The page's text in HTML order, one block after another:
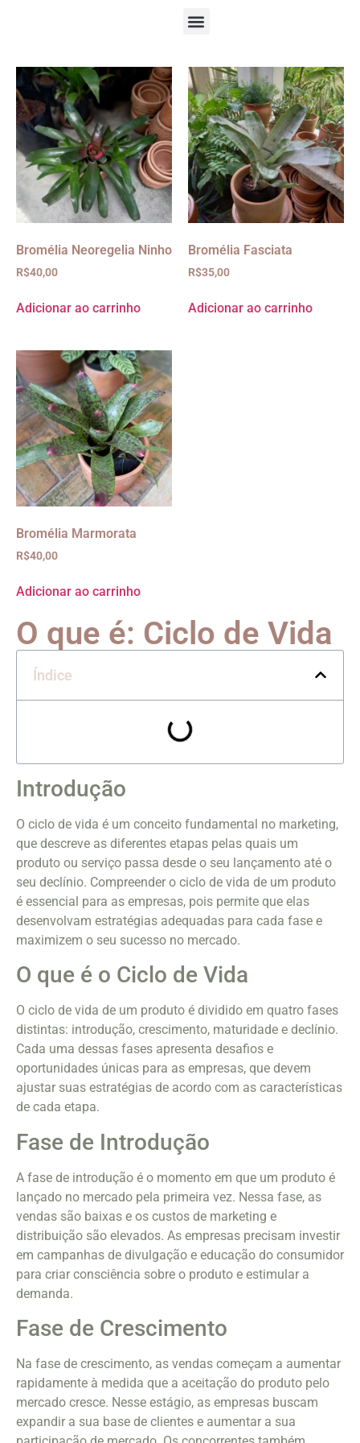
Bromélia Neoregelia Ninho
R$40,00
Adicionar ao carrinho
Bromélia Fasciata
R$35,00
Adicionar ao carrinho
Bromélia Marmorata
R$40,00
Adicionar ao carrinho
O que é: Ciclo de Vida
Índice
Introdução
O ciclo de vida é um conceito fundamental no marketing,
que descreve as diferentes etapas pelas quais um
produto ou serviço passa desde o seu lançamento até o
seu declínio. Compreender o ciclo de vida de um produto
é essencial para as empresas, pois permite que elas
desenvolvam estratégias adequadas para cada fase e
maximizem o seu sucesso no mercado.
O que é o Ciclo de Vida
O ciclo de vida de um produto é dividido em quatro fases
distintas: introdução, crescimento, maturidade e declínio.
Cada uma dessas fases apresenta desafios e
oportunidades únicas para as empresas, que devem
ajustar suas estratégias de acordo com as características
de cada etapa.
Fase de Introdução
A fase de introdução é o momento em que um produto é
lançado no mercado pela primeira vez. Nessa fase, as
vendas são baixas e os custos de marketing e
distribuição são elevados. As empresas precisam investir
em campanhas de divulgação e educação do consumidor
para criar consciência sobre o produto e estimular a
demanda.
Fase de Crescimento
Na fase de crescimento, as vendas começam a aumentar
rapidamente à medida que a aceitação do produto pelo
mercado cresce. Nesse estágio, as empresas buscam
expandir a sua base de clientes e aumentar a sua